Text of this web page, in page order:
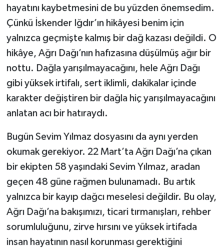
hayatını kaybetmesini de bu yüzden önemsedim.
Çünkü İskender Iğdır’ın hikâyesi benim için
yalnızca geçmişte kalmış bir dağ kazası değildi. O
hikâye, Ağrı Dağı’nın hafızasına düşülmüş ağır bir
nottu. Dağla yarışılmayacağını, hele Ağrı Dağı
gibi yüksek irtifalı, sert iklimli, dakikalar içinde
karakter değiştiren bir dağla hiç yarışılmayacağını
anlatan acı bir hatıraydı.
Bugün Sevim Yılmaz dosyasını da aynı yerden
okumak gerekiyor. 22 Mart’ta Ağrı Dağı’na çıkan
bir ekipten 58 yaşındaki Sevim Yılmaz, aradan
geçen 48 güne rağmen bulunamadı. Bu artık
yalnızca bir kayıp dağcı meselesi değildir. Bu olay,
Ağrı Dağı’na bakışımızı, ticari tırmanışları, rehber
sorumluluğunu, zirve hırsını ve yüksek irtifada
insan hayatının nasıl korunması gerektiğini